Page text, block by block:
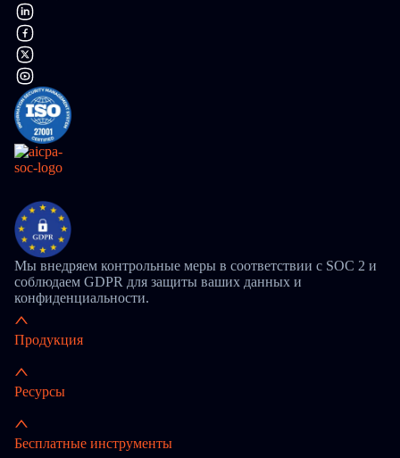
Мы внедряем контрольные меры в соответствии с SOC 2 и
соблюдаем GDPR для защиты ваших данных и
конфиденциальности.
Продукция
Ресурсы
Бесплатные инструменты